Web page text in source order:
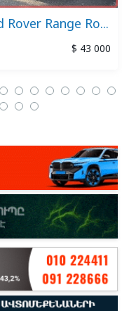
Land Rover Range Rover Sport
$ 43 000